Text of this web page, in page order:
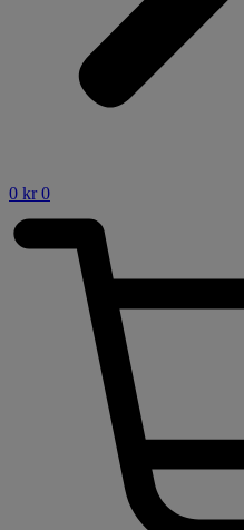
0 kr 0